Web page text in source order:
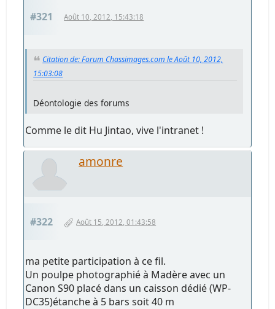
#321 Août 10, 2012, 15:43:18
Citation de: Forum Chassimages.com le Août 10, 2012,
15:03:08
Déontologie des forums
Comme le dit Hu Jintao, vive l'intranet !
amonre
#322 Août 15, 2012, 01:43:58
ma petite participation à ce fil.
Un poulpe photographié à Madère avec un
Canon S90 placé dans un caisson dédié (WP-
DC35)étanche à 5 bars soit 40 m